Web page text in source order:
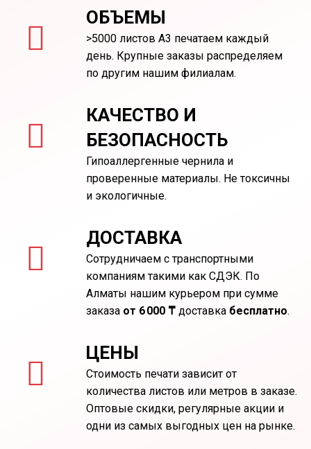
ОБЪЕМЫ
>5000 листов А3 печатаем каждый
день. Крупные заказы распределяем
по другим нашим филиалам.
КАЧЕСТВО И
БЕЗОПАСНОСТЬ
Гипоаллергенные чернила и
проверенные материалы. Не токсичны
и экологичные.
ДОСТАВКА
Сотрудничаем с транспортными
компаниям такими как СДЭК. По
Алматы нашим курьером при сумме
заказаот 6 000 ₸доставка бесплатно.
ЦЕНЫ
Стоимость печати зависит от
количества листов или метров в заказе.
Оптовые скидки, регулярные акции и
одни из самых выгодных цен на рынке.